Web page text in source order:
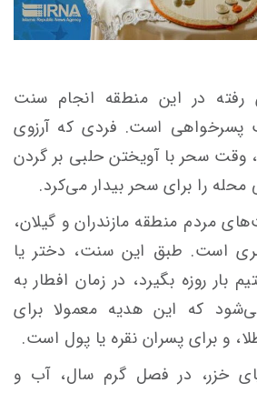
رفته در این منطقه انجام سنت
پسرخواهی است. فردی که آرزوی
سحر با آویختن حلبی بر گردن
محله را برای سحر بیدار می‌کرد.
مردم منطقه مازندران و گیلان،
است. طبق این سنت، دختر یا
بار روزه بگیرد، در زمان افطار به
که این هدیه معمولا برای
و برای پسران نقره یا پول است.
خزر، در فصل گرم سال، آب و